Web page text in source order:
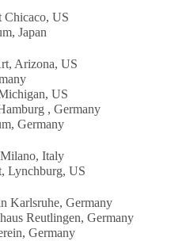
Chicaco, US
Japan
Arizona, US
US
, Germany
Germany
Italy
Lynchburg, US
Karlsruhe, Germany
Reutlingen, Germany
Germany